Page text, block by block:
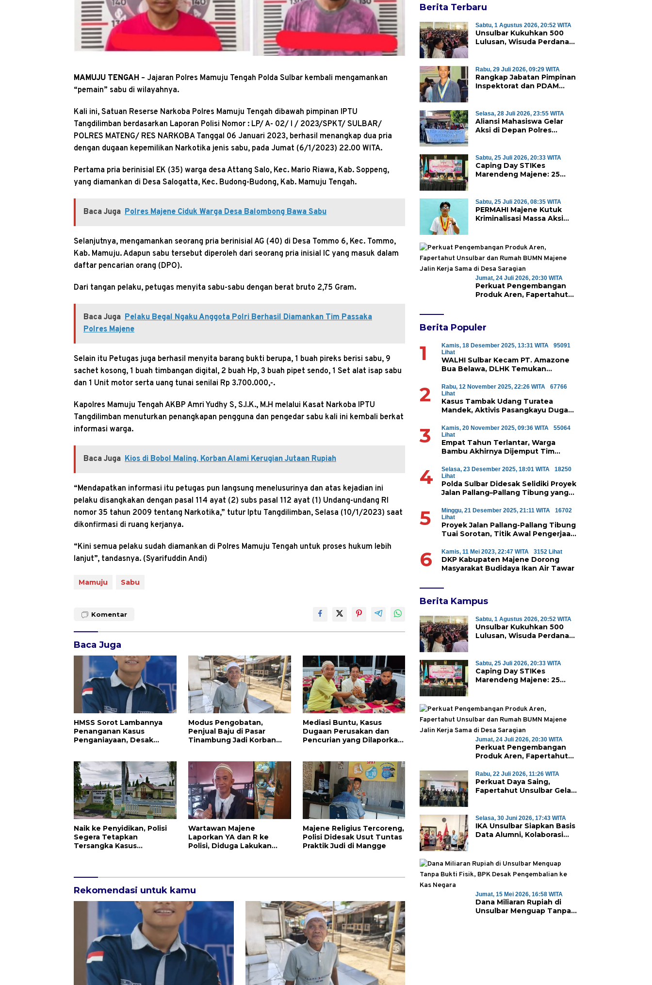
MAMUJU TENGAH – Jajaran Polres Mamuju Tengah Polda Sulbar kembali mengamankan
“pemain” sabu di wilayahnya.
Kali ini, Satuan Reserse Narkoba Polres Mamuju Tengah dibawah pimpinan IPTU
Tangdilimban berdasarkan Laporan Polisi Nomor : LP/ A- 02/ I / 2023/SPKT/ SULBAR/
POLRES MATENG/ RES NARKOBA Tanggal 06 Januari 2023, berhasil menangkap dua pria
dengan dugaan kepemilikan Narkotika jenis sabu, pada Jumat (6/1/2023) 22.00 WITA.
Pertama pria berinisial EK (35) warga desa Attang Salo, Kec. Mario Riawa, Kab. Soppeng,
yang diamankan di Desa Salogatta, Kec. Budong-Budong, Kab. Mamuju Tengah.
Baca Juga Polres Majene Ciduk Warga Desa Balombong Bawa Sabu
Selanjutnya, mengamankan seorang pria berinisial AG (40) di Desa Tommo 6, Kec. Tommo,
Kab. Mamuju. Adapun sabu tersebut diperoleh dari seorang pria inisial IC yang masuk dalam
daftar pencarian orang (DPO).
Dari tangan pelaku, petugas menyita sabu-sabu dengan berat bruto 2,75 Gram.
Baca Juga Pelaku Begal Ngaku Anggota Polri Berhasil Diamankan Tim Passaka
Polres Majene
Selain itu Petugas juga berhasil menyita barang bukti berupa, 1 buah pireks berisi sabu, 9
sachet kosong, 1 buah timbangan digital, 2 buah Hp, 3 buah pipet sendo, 1 Set alat isap sabu
dan 1 Unit motor serta uang tunai senilai Rp 3.700.000,-.
Kapolres Mamuju Tengah AKBP Amri Yudhy S, S.I.K., M.H melalui Kasat Narkoba IPTU
Tangdilimban menuturkan penangkapan pengguna dan pengedar sabu kali ini kembali berkat
informasi warga.
Baca Juga Kios di Bobol Maling, Korban Alami Kerugian Jutaan Rupiah
“Mendapatkan informasi itu petugas pun langsung menelusurinya dan atas kejadian ini
pelaku disangkakan dengan pasal 114 ayat (2) subs pasal 112 ayat (1) Undang-undang RI
nomor 35 tahun 2009 tentang Narkotika,” tutur Iptu Tangdilimban, Selasa (10/1/2023) saat
dikonfirmasi di ruang kerjanya.
“Kini semua pelaku sudah diamankan di Polres Mamuju Tengah untuk proses hukum lebih
lanjut”, tandasnya. (Syarifuddin Andi)
Mamuju Sabu
Komentar
Baca Juga
HMSS Sorot Lambannya
Penanganan Kasus
Penganiayaan, Desak
Modus Pengobatan,
Penjual Baju di Pasar
Tinambung Jadi Korban
Mediasi Buntu, Kasus
Dugaan Perusakan dan
Pencurian yang Dilaporkan
Penyidikan
Naik ke Penyidikan, Polisi
Segera Tetapkan
Tersangka Kasus
Wartawan Majene
Laporkan YA dan R ke
Polisi, Diduga Lakukan
Majene Religius Tercoreng,
Polisi Didesak Usut Tuntas
Praktik Judi di Mangge
Rekomendasi untuk kamu
Berita Terbaru
Sabtu, 1 Agustus 2026, 20:52 WITA
Unsulbar Kukuhkan 500
Lulusan, Wisuda Perdana
Rabu, 29 Juli 2026, 09:29 WITA
Rangkap Jabatan Pimpinan
Inspektorat dan PDAM
Independensi Pengawasan
Selasa, 28 Juli 2026, 23:55 WITA
Aliansi Mahasiswa Gelar
Aksi di Depan Polres
Mamasa
Sabtu, 25 Juli 2026, 20:33 WITA
Caping Day STIKes
Marendeng Majene: 25
Klinik Perdana
Sabtu, 25 Juli 2026, 08:35 WITA
PERMAHI Majene Kutuk
Kriminalisasi Massa Aksi
Bebaskan Dua Warga yang
Ditangkap
Jumat, 24 Juli 2026, 20:30 WITA
Perkuat Pengembangan
Produk Aren, Fapertahut
Berita Populer
1 Kamis, 18 Desember 2025, 13:31 WITA
95091
Lihat
WALHI Sulbar Kecam PT. Amazone
Bua Belawa, DLHK Temukan
Perumahan di Majene
2 Rabu, 12 November 2025, 22:26 WITA
67766
Lihat
Kasus Tambak Udang Turatea
Mandek, Aktivis Pasangkayu Duga
Penyerobotan Hutan Lindung
3 Kamis, 20 November 2025, 09:36 WITA
55064
Lihat
Empat Tahun Terlantar, Warga
Bambu Akhirnya Dijemput Tim
4 Selasa, 23 Desember 2025, 18:01 WITA
18250
Lihat
Polda Sulbar Didesak Selidiki Proyek
Jalan Pallang–Pallang Tibung yang
5 Minggu, 21 Desember 2025, 21:11 WITA
16702
Lihat
Proyek Jalan Pallang-Pallang Tibung
Tuai Sorotan, Titik Awal Pengerjaan
6 Kamis, 11 Mei 2023, 22:47 WITA 3152 Lihat
DKP Kabupaten Majene Dorong
Masyarakat Budidaya Ikan Air Tawar
Berita Kampus
Sabtu, 1 Agustus 2026, 20:52 WITA
Unsulbar Kukuhkan 500
Lulusan, Wisuda Perdana
Sabtu, 25 Juli 2026, 20:33 WITA
Caping Day STIKes
Marendeng Majene: 25
Klinik Perdana
Jumat, 24 Juli 2026, 20:30 WITA
Perkuat Pengembangan
Produk Aren, Fapertahut
Majene Jalin Kerja Sama di
Desa Saragian
Rabu, 22 Juli 2026, 11:26 WITA
Perkuat Daya Saing,
Fapertahut Unsulbar Gelar
Selasa, 30 Juni 2026, 17:43 WITA
IKA Unsulbar Siapkan Basis
Data Alumni, Kolaborasi
Jumat, 15 Mei 2026, 16:58 WITA
Dana Miliaran Rupiah di
Unsulbar Menguap Tanpa